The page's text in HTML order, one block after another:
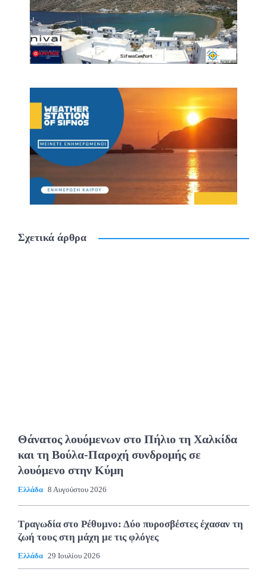
Σχετικά άρθρα
Θάνατος λουόμενων στο Πήλιο τη Χαλκίδα
και τη Βούλα-Παροχή συνδρομής σε
λουόμενο στην Κύμη
Ελλάδα 8 Αυγούστου 2026
Τραγωδία στο Ρέθυμνο: Δύο πυροσβέστες έχασαν τη
ζωή τους στη μάχη με τις φλόγες
Ελλάδα 29 Ιουλίου 2026